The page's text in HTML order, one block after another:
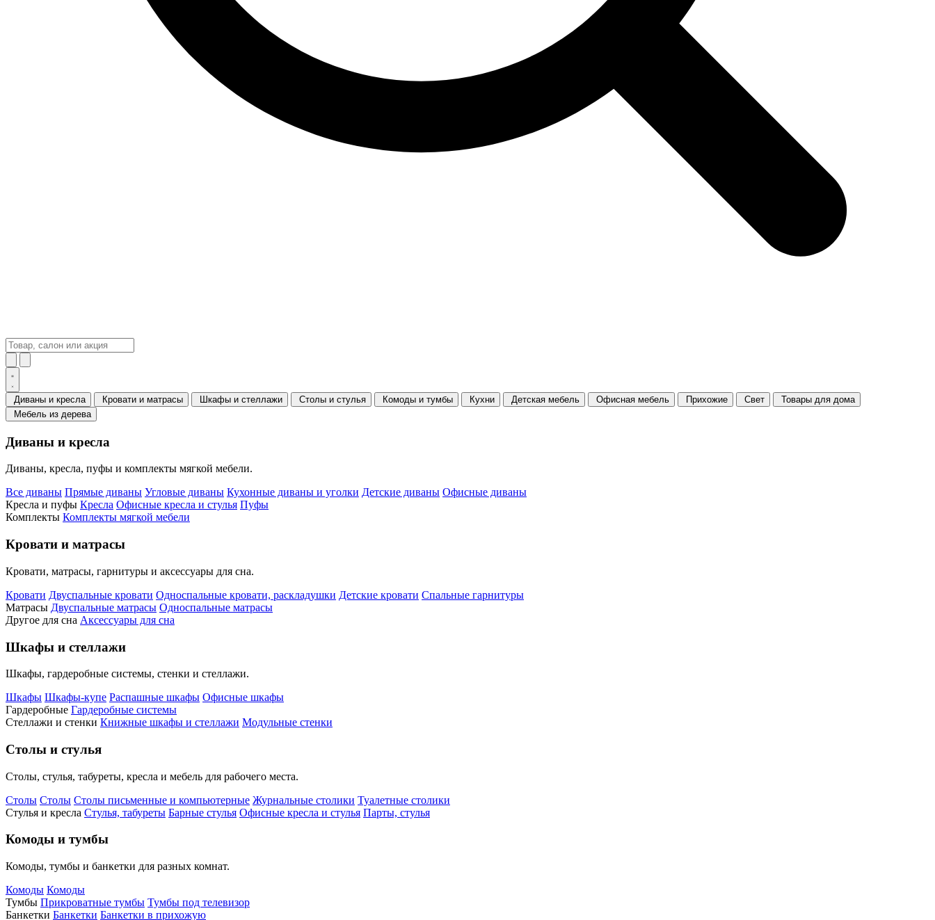
Диваны и кресла Кровати и матрасы Шкафы и стеллажи Столы и стулья Комоды и тумбы Кухни Детская мебель Офисная мебель Прихожие Свет
Товары для дома
Мебель из дерева
Диваны и кресла
Диваны, кресла, пуфы и комплекты мягкой мебели.
Все диваны Прямые диваны Угловые диваны Кухонные диваны и уголки Детские диваны Офисные диваны
Кресла и пуфы Кресла Офисные кресла и стулья Пуфы
Комплекты Комплекты мягкой мебели
Кровати и матрасы
Кровати, матрасы, гарнитуры и аксессуары для сна.
Кровати Двуспальные кровати Односпальные кровати, раскладушки Детские кровати Спальные гарнитуры
Матрасы Двуспальные матрасы Односпальные матрасы
Другое для сна Аксессуары для сна
Шкафы и стеллажи
Шкафы, гардеробные системы, стенки и стеллажи.
Шкафы Шкафы-купе Распашные шкафы Офисные шкафы
Гардеробные Гардеробные системы
Стеллажи и стенки Книжные шкафы и стеллажи Модульные стенки
Столы и стулья
Столы, стулья, табуреты, кресла и мебель для рабочего места.
Столы Столы Столы письменные и компьютерные Журнальные столики Туалетные столики
Стулья и кресла Стулья, табуреты Барные стулья Офисные кресла и стулья Парты, стулья
Комоды и тумбы
Комоды, тумбы и банкетки для разных комнат.
Комоды Комоды
Тумбы Прикроватные тумбы Тумбы под телевизор
Банкетки Банкетки Банкетки в прихожую